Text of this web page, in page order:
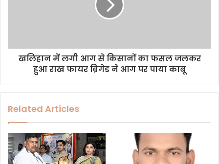
खलिहान में लगी आग से किसानों का फसल जलकर
हुआ राख फायर ब्रिगेड ने आग पर पाया काबू
Related Articles